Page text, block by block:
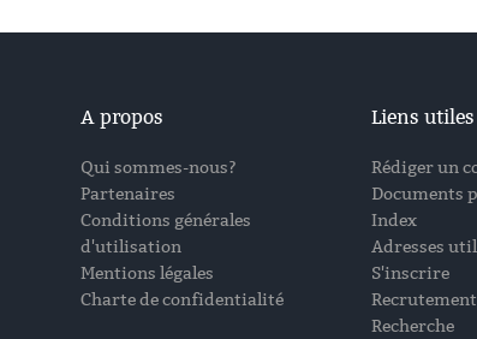
A propos
Qui sommes-nous?
Partenaires
Conditions générales
d'utilisation
Mentions légales
Charte de confidentialité
Liens utiles
Rédiger un
Documents
Index
Adresses
S'inscrire
Recrutement
Recherche